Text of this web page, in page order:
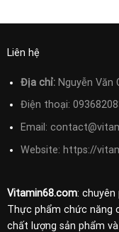
Liên hệ
Địa chỉ:Nguyễn Văn
Điện thoại:
Email:
Website: https://
Vitamin68.com: chuyên
Thực phẩm chức năng
chất lượng sản phẩm